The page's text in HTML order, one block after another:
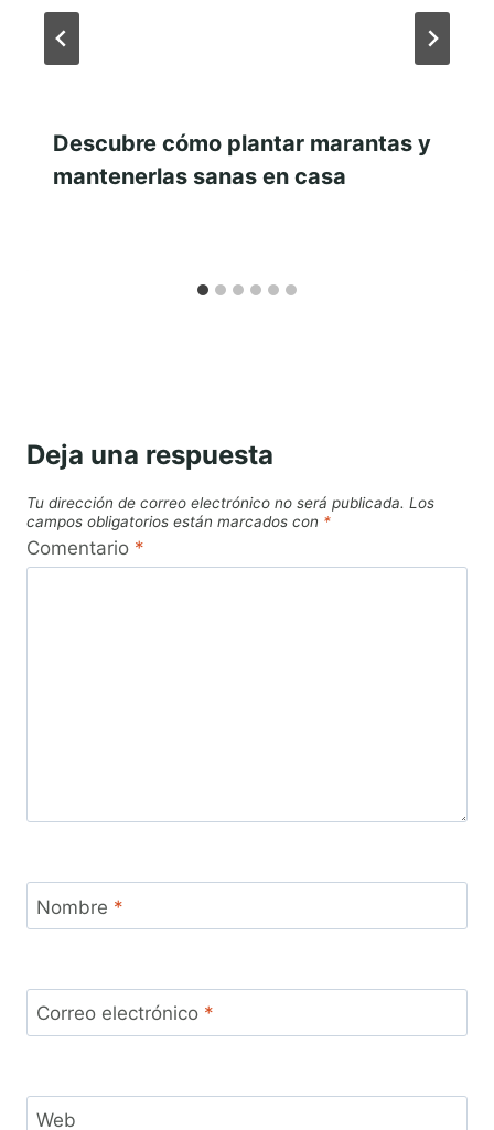
Descubre cómo plantar marantas y
mantenerlas sanas en casa
Deja una respuesta
Tu dirección de correo electrónico no será publicada. Los
campos obligatorios están marcados con *
Comentario *
Nombre *
Correo electrónico *
Web